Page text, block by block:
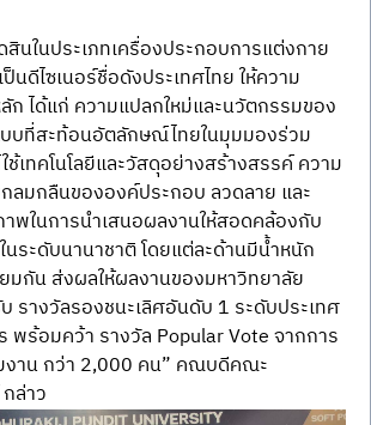
นในประเภทเครื่องประกอบการแต่งกาย
ดีไซเนอร์ชื่อดังประเทศไทย ให้ความ
ได้แก่ ความแปลกใหม่และนวัตกรรมของ
บที่สะท้อนอัตลักษณ์ไทยในมุมมองร่วม
เทคโนโลยีและวัสดุอย่างสร้างสรรค์ ความ
ลมกลืนขององค์ประกอบ ลวดลาย และ
พในการนำเสนอผลงานให้สอดคล้องกับ
นระดับนานาชาติ โดยแต่ละด้านมีน้ำหนัก
ยมกัน ส่งผลให้ผลงานของมหาวิทยาลัย
รางวัลรองชนะเลิศอันดับ 1 ระดับประเทศ
ร้อมคว้า รางวัล Popular Vote จากการ
งาน กว่า 2,000 คน” คณบดีคณะ
ล่าว